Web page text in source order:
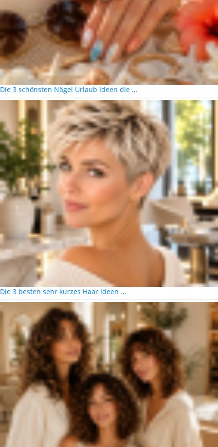
Die 3 schönsten Nägel Urlaub Ideen die …
Die 3 besten sehr kurzes Haar Ideen …